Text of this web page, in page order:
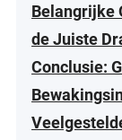
Belangrijke
de Juiste
Conclusie: